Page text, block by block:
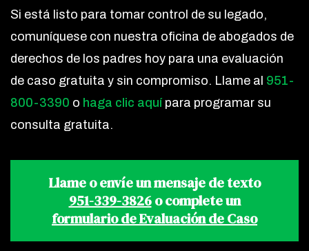
Si está listo para tomar control de su legado,
comuníquese con nuestra oficina de abogados de
derechos de los padres hoy para una evaluación
de caso gratuita y sin compromiso. Llame al 951-
800-3390 o haga clic aquípara programar su
consulta gratuita.
Llame o envíe un mensaje de texto
951-339-3826o complete un
formulario de Evaluación de Caso